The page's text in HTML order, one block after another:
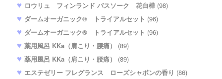
ロウリュ フィンランド バスソーク 花白樺 (98)
ダームオーガニック® トライアルセット (96)
ダームオーガニック® トライアルセット (96)
薬用風呂 KKa（肩こり・腰痛）
(89)
薬用風呂 KKa（肩こり・腰痛）
(89)
エステゼリー フレグランス ローズシャボンの香り (86)